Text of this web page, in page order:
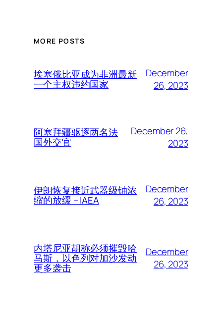
MORE POSTS
埃塞俄比亚成为非洲最新
一个主权违约国家
December
26, 2023
阿塞拜疆驱逐两名法
国外交官
December 26,
2023
伊朗恢复接近武器级铀浓
缩的放缓 – IAEA
December
26, 2023
内塔尼亚胡称必须摧毁哈
马斯，以色列对加沙发动
更多袭击
December
26, 2023